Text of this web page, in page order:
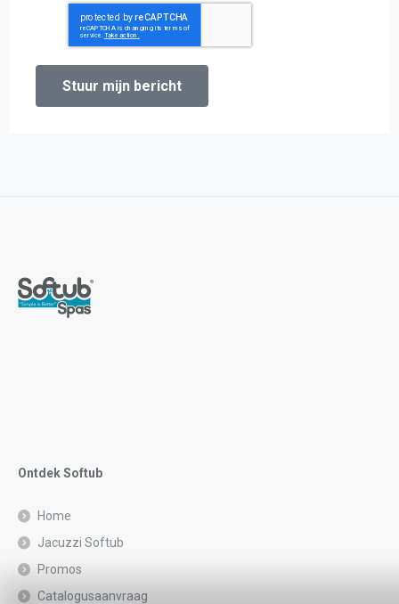
Stuur mijn bericht
Ontdek Softub
Home
Jacuzzi Softub
Promos
Catalogusaanvraag